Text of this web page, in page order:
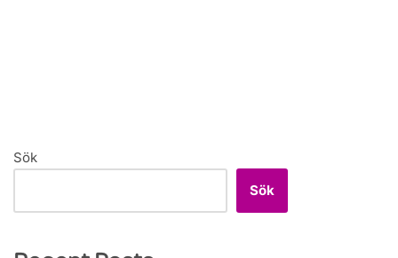
Sök
Sök